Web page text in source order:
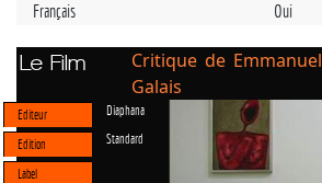
Français
Oui
Le Film
Critique de Emmanuel
Galais
Editeur Diaphana
Edition Standard
Label